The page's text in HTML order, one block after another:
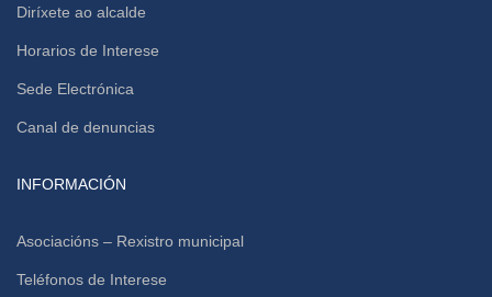
Diríxete ao alcalde
Horarios de Interese
Sede Electrónica
Canal de denuncias
INFORMACIÓN
Asociacións – Rexistro municipal
Teléfonos de Interese